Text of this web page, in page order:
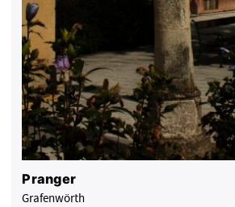
Pranger
Grafenwörth